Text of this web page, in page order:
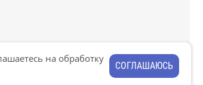
условия обслуживания
на обработку
СОГЛАШАЮСЬ